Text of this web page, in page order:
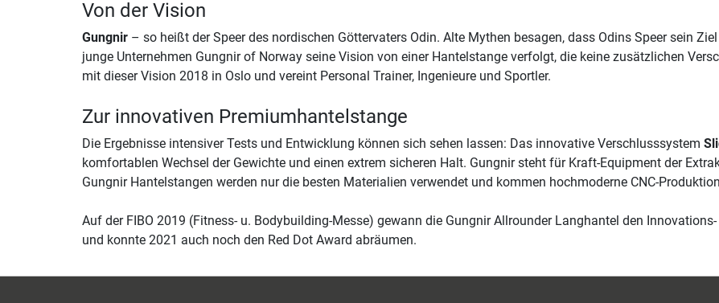
Von der Vision
Gungnir – so heißt der Speer des nordischen Göttervaters Odin. Alte Mythen besagen, dass Odins Speer sein
junge Unternehmen Gungnir of Norway seine Vision von einer Hantelstange verfolgt, die keine zusätzlichen
mit dieser Vision 2018 in Oslo und vereint Personal Trainer, Ingenieure und Sportler.
Zur innovativen Premiumhantelstange
Die Ergebnisse intensiver Tests und Entwicklung können sich sehen lassen: Das innovative Verschlusssystem
komfortablen Wechsel der Gewichte und einen extrem sicheren Halt. Gungnir steht für Kraft-Equipment der
Gungnir Hantelstangen werden nur die besten Materialien verwendet und kommen hochmoderne CNC-
Auf der FIBO 2019 (Fitness- u. Bodybuilding-Messe) gewann die Gungnir Allrounder Langhantel den
und konnte 2021 auch noch den Red Dot Award abräumen.